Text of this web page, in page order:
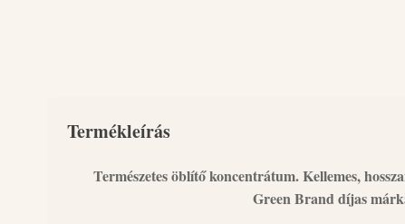
Termékleírás
Természetes öblítő koncentrátum. Kellemes,
Green Brand díjas